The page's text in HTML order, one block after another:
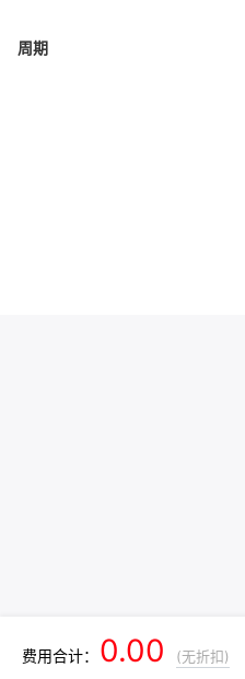
周期
费用合计： 0.00 (无折扣)